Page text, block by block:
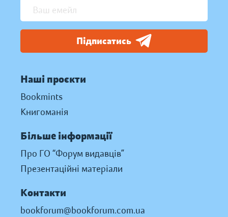
Підписатись
Наші проєкти
Bookmints
Книгоманія
Більше інформації
Про ГО “Форум видавців”
Презентаційні матеріали
Контакти
bookforum@bookforum.com.ua